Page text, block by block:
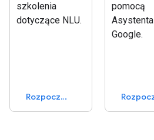
szkolenia
dotyczące NLU.
Rozpocznij
pomocą
Asystenta
Google.